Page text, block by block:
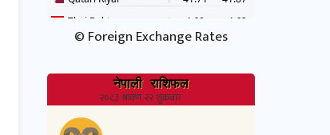
© Foreign Exchange Rates